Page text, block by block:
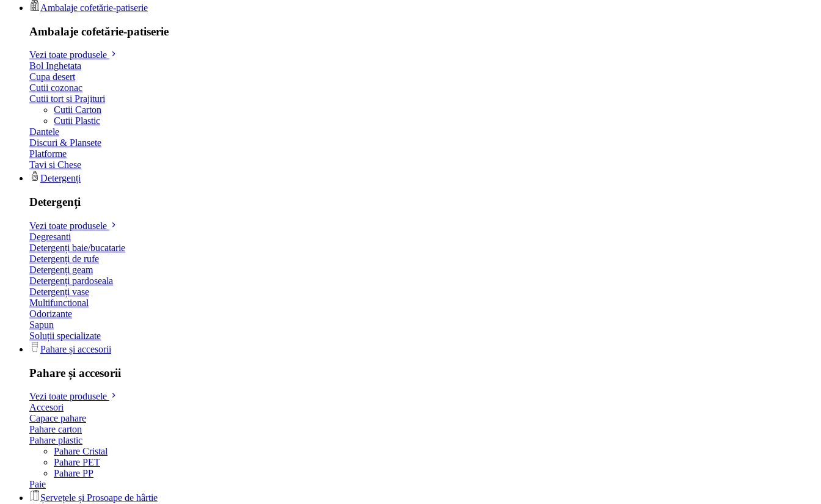
Ambalaje cofetărie-patiserie
Ambalaje cofetărie-patiserie
Vezi toate produsele
Bol Inghetata
Cupa desert
Cutii cozonac
Cutii tort si Prajituri
Cutii Carton
Cutii Plastic
Dantele
Discuri & Plansete
Platforme
Tavi si Chese
Detergenți
Detergenți
Vezi toate produsele
Degresanti
Detergenți baie/bucatarie
Detergenți de rufe
Detergenți geam
Detergenți pardoseala
Detergenți vase
Multifunctional
Odorizante
Sapun
Soluții specializate
Pahare și accesorii
Pahare și accesorii
Vezi toate produsele
Accesori
Capace pahare
Pahare carton
Pahare plastic
Pahare Cristal
Pahare PET
Pahare PP
Paie
Șervețele și Prosoape de hârtie